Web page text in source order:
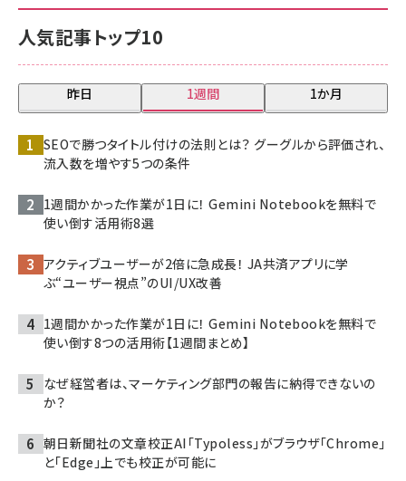
人気記事トップ10
昨日 1週間 1か月
SEOで勝つタイトル付けの法則とは？ グーグルから評価され、
流入数を増やす5つの条件
1週間かかった作業が1日に！ Gemini Notebookを無料で
使い倒す活用術8選
アクティブユーザーが2倍に急成長！ JA共済アプリに学
ぶ“ユーザー視点”のUI/UX改善
1週間かかった作業が1日に！ Gemini Notebookを無料で
使い倒す8つの活用術【1週間まとめ】
なぜ経営者は、マーケティング部門の報告に納得できないの
か？
朝日新聞社の文章校正AI「Typoless」がブラウザ「Chrome」
と「Edge」上でも校正が可能に